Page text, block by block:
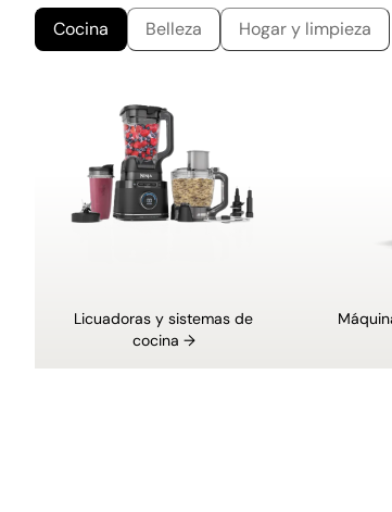
Cocina Belleza Hogar y limpieza
Licuadoras y sistemas de
cocina →